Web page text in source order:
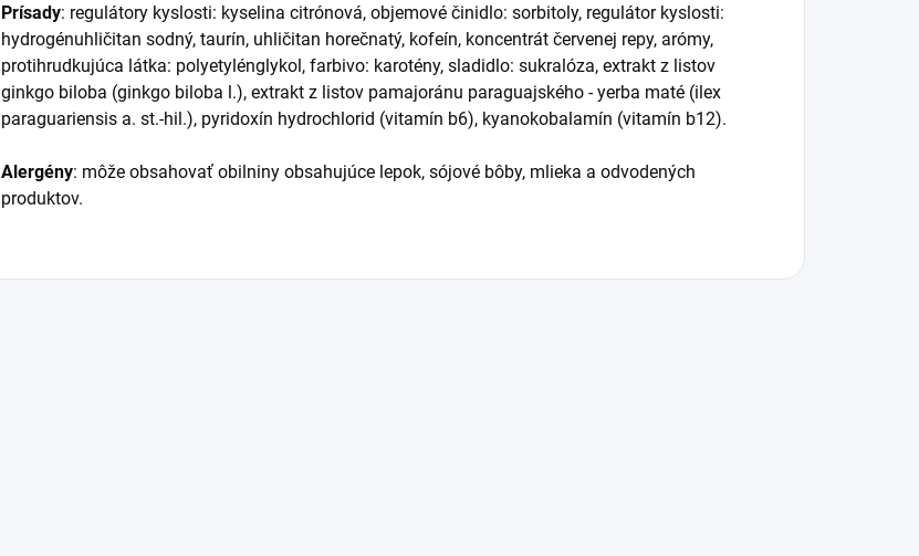
Prísady: regulátory kyslosti: kyselina citrónová, objemové činidlo: sorbitoly, regulátor kyslosti:
hydrogénuhličitan sodný, taurín, uhličitan horečnatý, kofeín, koncentrát červenej repy, arómy,
protihrudkujúca látka: polyetylénglykol, farbivo: karotény, sladidlo: sukralóza, extrakt z listov
ginkgo biloba (ginkgo biloba l.), extrakt z listov pamajoránu paraguajského - yerba maté (ilex
paraguariensis a. st.-hil.), pyridoxín hydrochlorid (vitamín b6), kyanokobalamín (vitamín b12).
Alergény: môže obsahovať obilniny obsahujúce lepok, sójové bôby, mlieka a odvodených
produktov.